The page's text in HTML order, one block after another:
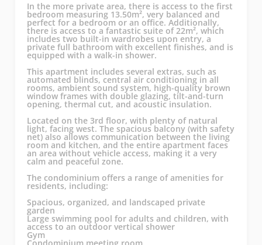
In the more private area, there is access to the first
bedroom measuring 13.50m², very balanced and
perfect for a bedroom or an office. Additionally,
there is access to a fantastic suite of 22m², which
includes two built-in wardrobes upon entry, a
private full bathroom with excellent finishes, and is
equipped with a walk-in shower.
This apartment includes several extras, such as
automated blinds, central air conditioning in all
rooms, ambient sound system, high-quality brown
window frames with double glazing, tilt-and-turn
opening, thermal cut, and acoustic insulation.
Located on the 3rd floor, with plenty of natural
light, facing west. The spacious balcony (with safety
net) also allows communication between the living
room and kitchen, and the entire apartment faces
an area without vehicle access, making it a very
calm and peaceful zone.
The condominium offers a range of amenities for
residents, including:
Spacious, organized, and landscaped private
garden
Large swimming pool for adults and children, with
access to an outdoor vertical shower
Gym